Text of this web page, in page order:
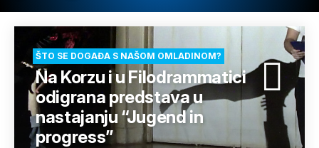
ŠTO SE DOGAĐA S NAŠOM OMLADINOM?
Na Korzu i u Filodrammatici
odigrana predstava u
nastajanju “Jugend in
progress”